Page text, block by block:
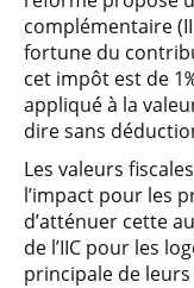
complémentaire
fortune du
cet impôt est de
appliqué à la
dire sans
Les valeurs
l’impact pour les
d’atténuer cette
de l’IIC pour les
principale de